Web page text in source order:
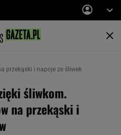
przekąski i napoje ze śliwek
śliwkom.
na przekąski i